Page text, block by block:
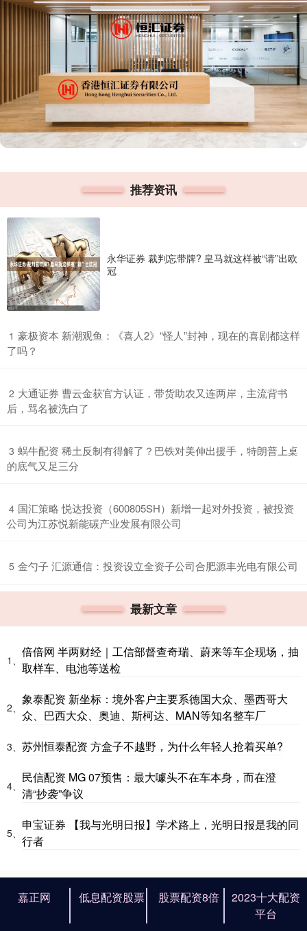
推荐资讯
永华证券 裁判忘带牌? 皇马就这样被“请”出欧
冠
1 ​豪极资本 新潮观鱼：《喜人2》“怪人”封神，现在的喜剧都这样
了吗？
2 ​大通证券 曹云金获官方认证，带货助农又连两岸，主流背书
后，骂名被洗白了
3 ​蜗牛配资 稀土反制有得解了？巴铁对美伸出援手，特朗普上桌
的底气又足三分
4 ​国汇策略 悦达投资（600805SH）新增一起对外投资，被投资
公司为江苏悦新能碳产业发展有限公司
5 ​金勺子 汇源通信：投资设立全资子公司合肥源丰光电有限公司
最新文章
1、
倍倍网 半两财经｜工信部督查奇瑞、蔚来等车企现场，抽
取样车、电池等送检
2、
象泰配资 新坐标：境外客户主要系德国大众、墨西哥大
众、巴西大众、奥迪、斯柯达、MAN等知名整车厂
3、 苏州恒泰配资 方盒子不越野，为什么年轻人抢着买单?
4、
民信配资 MG 07预售：最大噱头不在车本身，而在澄
清“抄袭”争议
5、
申宝证券 【我与光明日报】学术路上，光明日报是我的同
行者
嘉正网 低息配资股票 股票配资8倍
2023十大配资
平台